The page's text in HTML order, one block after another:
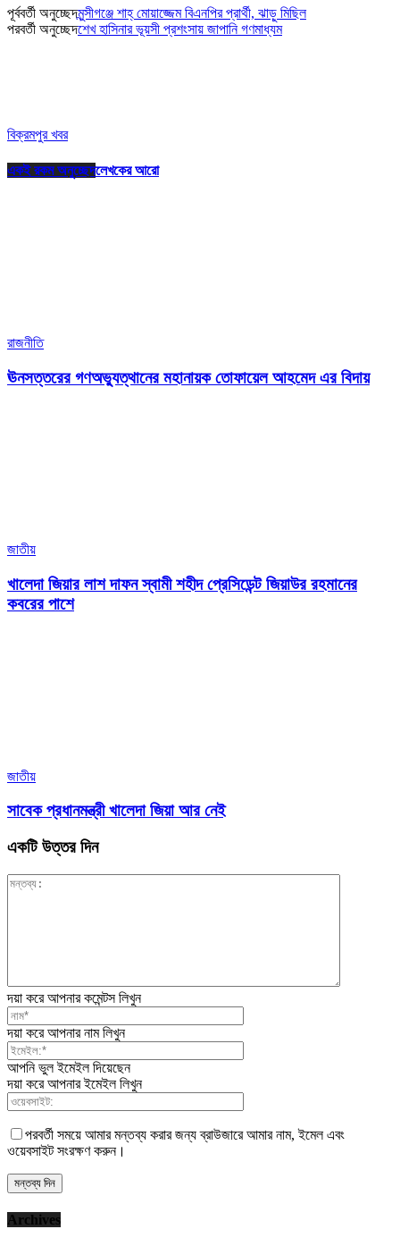
পূর্ববর্তী অনুচ্ছেদমুন্সীগঞ্জে শাহ্ মোয়াজ্জেম বিএনপির প্রার্থী, ঝাড়ু মিছিল
পরবর্তী অনুচ্ছেদশেখ হাসিনার ভূয়সী প্রশংসায় জাপানি গণমাধ্যম
বিক্রমপুর খবর
একই রকম অনুচ্ছেদলেখকের আরো
রাজনীতি
ঊনসত্তরের গণঅভ্যুত্থানের মহানায়ক তোফায়েল আহমেদ এর বিদায়
জাতীয়
খালেদা জিয়ার লাশ দাফন স্বামী শহীদ প্রেসিডেন্ট জিয়াউর রহমানের
কবরের পাশে
জাতীয়
সাবেক প্রধানমন্ত্রী খালেদা জিয়া আর নেই
একটি উত্তর দিন
দয়া করে আপনার কমেন্টস লিখুন
দয়া করে আপনার নাম লিখুন
আপনি ভুল ইমেইল দিয়েছেন
দয়া করে আপনার ইমেইল লিখুন
পরবর্তী সময়ে আমার মন্তব্য করার জন্য ব্রাউজারে আমার নাম, ইমেল এবং
ওয়েবসাইট সংরক্ষণ করুন।
Archives